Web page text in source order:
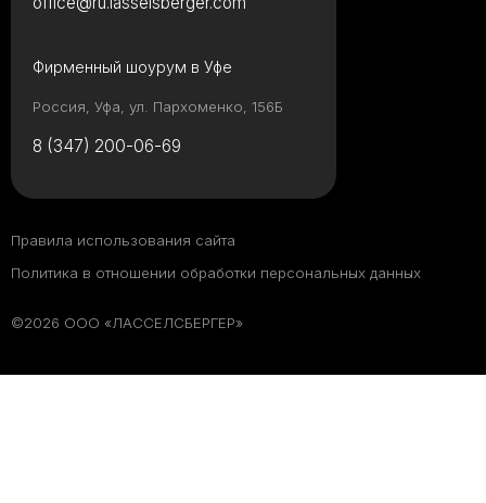
Фирменный шоурум в Уфе
Россия, Уфа, ул. Пархоменко, 156Б
8 (347) 200-06-69
©2026 ООО «ЛАССЕЛСБЕРГЕР»
Правила использования сайта
Политика в отношении обработки персональных данных